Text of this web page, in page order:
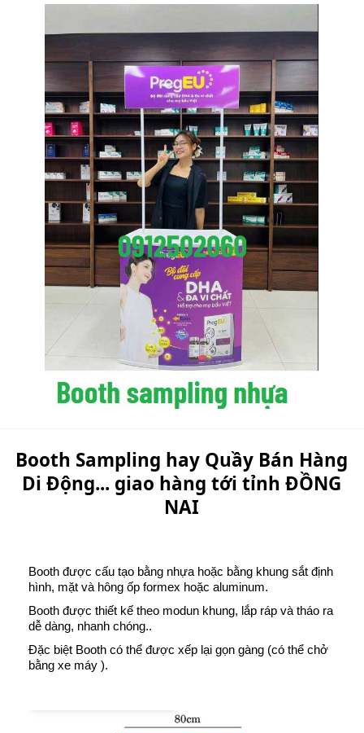
Booth Sampling hay Quầy Bán Hàng
Di Động... giao hàng tới tỉnh ĐỒNG
NAI
Booth được cấu tạo bằng nhựa hoặc bằng khung sắt định
hình, mặt và hông ốp formex hoặc aluminum.
Booth được thiết kế theo modun khung, lắp ráp và tháo ra
dễ dàng, nhanh chóng..
Đặc biệt Booth có thể được xếp lại gọn gàng (có thể chở
bằng xe máy ).